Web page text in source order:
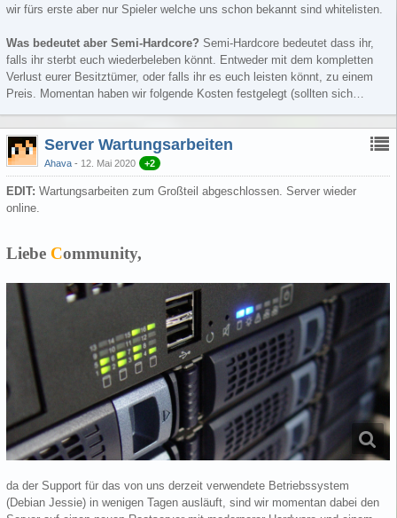
wir fürs erste aber nur Spieler welche uns schon bekannt sind whitelisten.
Was bedeutet aber Semi-Hardcore? Semi-Hardcore bedeutet dass ihr,
falls ihr sterbt euch wiederbeleben könnt. Entweder mit dem kompletten
Verlust eurer Besitztümer, oder falls ihr es euch leisten könnt, zu einem
Preis. Momentan haben wir folgende Kosten festgelegt (sollten sich…
Server Wartungsarbeiten
Ahava 12. Mai 2020 +2
EDIT: Wartungsarbeiten zum Großteil abgeschlossen. Server wieder
online.
Liebe Community,
da der Support für das von uns derzeit verwendete Betriebssystem
(Debian Jessie) in wenigen Tagen ausläuft, sind wir momentan dabei den